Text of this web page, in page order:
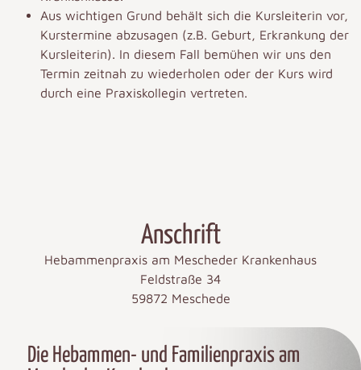
Aus wichtigen Grund behält sich die Kursleiterin vor,
Kurstermine abzusagen (z.B. Geburt, Erkrankung der
Kursleiterin). In diesem Fall bemühen wir uns den
Termin zeitnah zu wiederholen oder der Kurs wird
durch eine Praxiskollegin vertreten.
Anschrift
Hebammenpraxis am Mescheder Krankenhaus
Feldstraße 34
59872 Meschede
Die Hebammen- und Familienpraxis am